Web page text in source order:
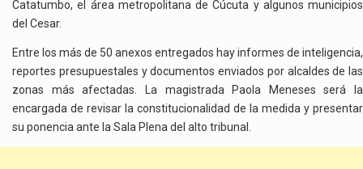
Catatumbo, el área metropolitana de Cúcuta y algunos municipios
del Cesar.
Entre los más de 50 anexos entregados hay informes de inteligencia,
reportes presupuestales y documentos enviados por alcaldes de las
zonas más afectadas. La magistrada Paola Meneses será la
encargada de revisar la constitucionalidad de la medida y presentar
su ponencia ante la Sala Plena del alto tribunal.